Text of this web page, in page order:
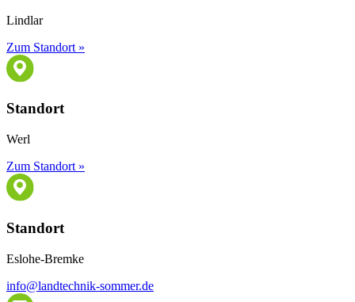
Lindlar
Zum Standort »
Standort
Werl
Zum Standort »
Standort
Eslohe-Bremke
info@landtechnik-sommer.de